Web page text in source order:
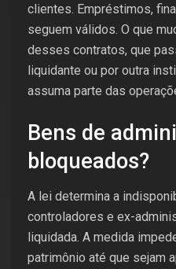
clientes. Empréstimos,
seguem válidos. O que
desses contratos, que
liquidante ou por outra
assuma parte das
Bens de
bloqueados?
A lei determina a
controladores e ex-
liquidada. A medida
patrimônio até que sejam